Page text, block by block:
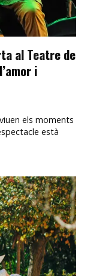
al Teatre de
i
els moments
està